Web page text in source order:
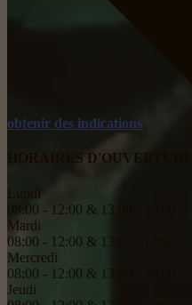
obtenir des indications
HORAIRES D'OUVERTURE:
08:00 - 12:00 & 13:00 - 18:00
Mardi
08:00 - 12:00 & 13:00 - 18:00
Mercredi
08:00 - 12:00 & 13:00 - 18:00
Jeudi